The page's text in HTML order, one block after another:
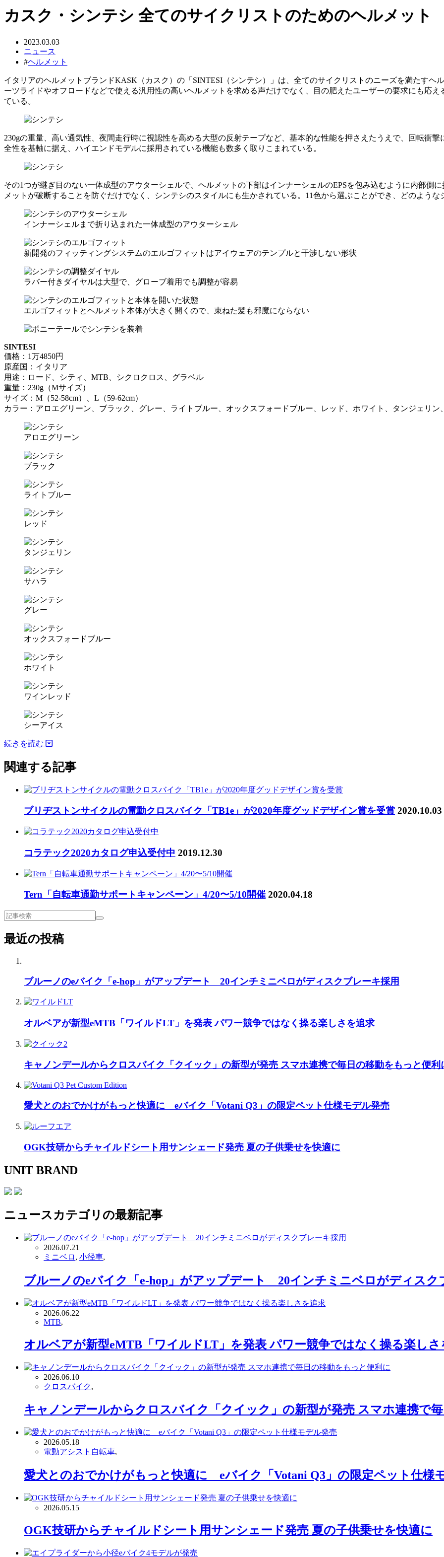
カスク・シンテシ 全てのサイクリストのためのヘルメット
2023.03.03
ニュース
#ヘルメット
イタリアのヘルメットブランドKASK（カスク）の「SINTESI（シンテシ）」は、全てのサイクリストのニーズを満たすヘ
ーツライドやオフロードなどで使える汎用性の高いヘルメットを求める声だけでなく、目の肥えたユーザーの要求にも応
ている。
230gの重量、高い通気性、夜間走行時に視認性を高める大型の反射テープなど、基本的な性能を押さえたうえで、回転衝
全性を基軸に据え、ハイエンドモデルに採用されている機能も数多く取りこまれている。
その1つが継ぎ目のない一体成型のアウターシェルで、ヘルメットの下部はインナーシェルのEPSを包み込むように内部側
メットが破断することを防ぐだけでなく、シンテシのスタイルにも生かされている。11色から選ぶことができ、どのよう
インナーシェルまで折り込まれた一体成型のアウターシェル
新開発のフィッティングシステムのエルゴフィットはアイウェアのテンプルと干渉しない形状
ラバー付きダイヤルは大型で、グローブ着用でも調整が容易
エルゴフィットとヘルメット本体が大きく開くので、束ねた髪も邪魔にならない
SINTESI
価格：1万4850円
原産国：イタリア
用途：ロード、シティ、MTB、シクロクロス、グラベル
重量：230g（Mサイズ）
サイズ：M（52-58cm）、L（59-62cm）
カラー：アロエグリーン、ブラック、グレー、ライトブルー、オックスフォードブルー、レッド、ホワイト、タンジェリ
アロエグリーン
ブラック
ライトブルー
レッド
タンジェリン
サハラ
グレー
オックスフォードブルー
ホワイト
ワインレッド
シーアイス
続きを読む
関連する記事
ブリヂストンサイクルの電動クロスバイク「TB1e」が2020年度グッドデザイン賞を受賞 2020.10.03
コラテック2020カタログ申込受付中 2019.12.30
Tern「自転車通勤サポートキャンペーン」4/20〜5/10開催 2020.04.18
最近の投稿
ブルーノのeバイク「e-hop」がアップデート 20インチミニベロがディスクブレーキ採用
オルベアが新型eMTB「ワイルドLT」を発表 パワー競争ではなく操る楽しさを追求
キャノンデールからクロスバイク「クイック」の新型が発売 スマホ連携で毎日の移動をもっと便利
愛犬とのおでかけがもっと快適に eバイク「Votani Q3」の限定ペット仕様モデル発売
OGK技研からチャイルドシート用サンシェード発売 夏の子供乗せを快適に
UNIT BRAND
ニュース カテゴリの最新記事
2026.07.21
ミニベロ , 小径車,
ブルーノのeバイク「e-hop」がアップデート 20インチミニベロがディスク
2026.06.22
MTB,
オルベアが新型eMTB「ワイルドLT」を発表 パワー競争ではなく操る楽しさ
2026.06.10
クロスバイク,
キャノンデールからクロスバイク「クイック」の新型が発売 スマホ連携で
2026.05.18
電動アシスト自転車,
愛犬とのおでかけがもっと快適に eバイク「Votani Q3」の限定ペット仕様
2026.05.15
OGK技研からチャイルドシート用サンシェード発売 夏の子供乗せを快適に